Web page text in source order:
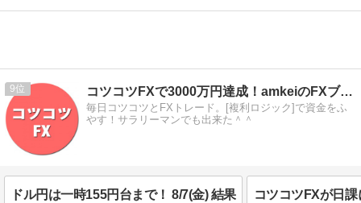
9 コツコツFXで3000万円達成！amkeiのFXブログ！
毎日コツコツとFXトレード。[複利ロジック]で資金をふ
やす！サラリーマンでも出来た＾＾
ドル円は一時155円台まで！ 8/7(金) 結果